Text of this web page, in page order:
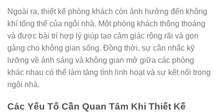
Ngoài ra, thiết kế phòng khách còn ảnh hưởng đến không
khí tổng thể của ngôi nhà. Một phòng khách thông thoáng
và được bài trí hợp lý giúp tạo cảm giác rộng rãi và gọn
gàng cho không gian sống. Đồng thời, sự cân nhắc kỹ
lưỡng về ánh sáng và không gian mở giữa các phòng
khác nhau có thể làm tăng tính linh hoạt và sự kết nối trong
ngôi nhà.
Các Yếu Tố Cần Quan Tâm Khi Thiết Kế